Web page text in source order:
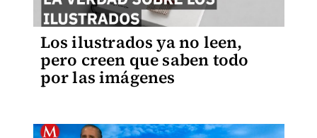
Los ilustrados ya no leen,
pero creen que saben todo
por las imágenes